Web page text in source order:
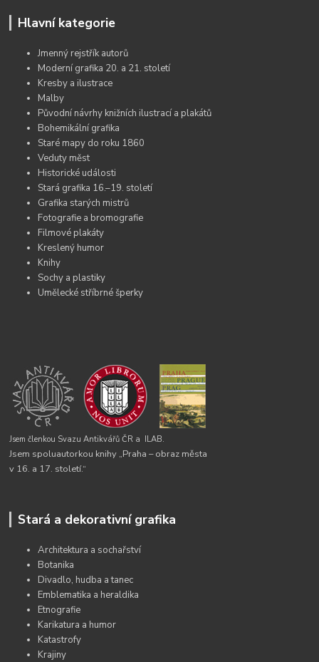
Hlavní kategorie
Jmenný rejstřík autorů
Moderní grafika 20. a 21. století
Kresby a ilustrace
Malby
Původní návrhy knižních ilustrací a plakátů
Bohemikální grafika
Staré mapy do roku 1860
Veduty měst
Historické události
Stará grafika 16.–19. století
Grafika starých mistrů
Fotografie a bromografie
Filmové plakáty
Kreslený humor
Knihy
Sochy a plastiky
Umělecké stříbrné šperky
Jsem členkou Svazu Antikvářů ČR a ILAB.
Jsem spoluautorkou knihy „Praha – obraz města
v 16. a 17. století.“
Stará a dekorativní grafika
Architektura a sochařství
Botanika
Divadlo, hudba a tanec
Emblematika a heraldika
Etnografie
Karikatura a humor
Katastrofy
Krajiny